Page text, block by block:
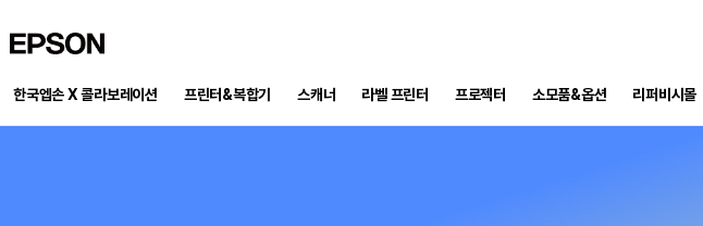
한국엡손 X 콜라보레이션 프린터&복합기 스캐너 라벨 프린터 프로젝터 소모품&옵션 리퍼비시몰